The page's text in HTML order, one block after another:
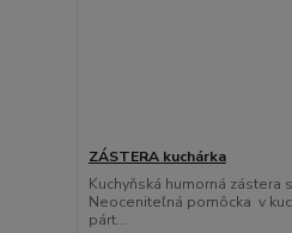
ZÁSTERA kuchárka
Kuchyňská humorná zástera
Neoceniteľná pomôcka v
párt...